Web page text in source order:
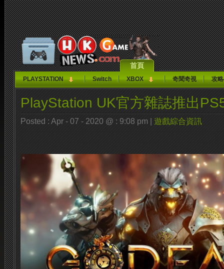
首頁
PLAYSTATION Switch XBOX 奇聞奇視 攻
PlayStation UK官方雜誌推出
Posted : Apr - 07 - 2020 @ : 9:08 pm | 遊戲綜合資訊